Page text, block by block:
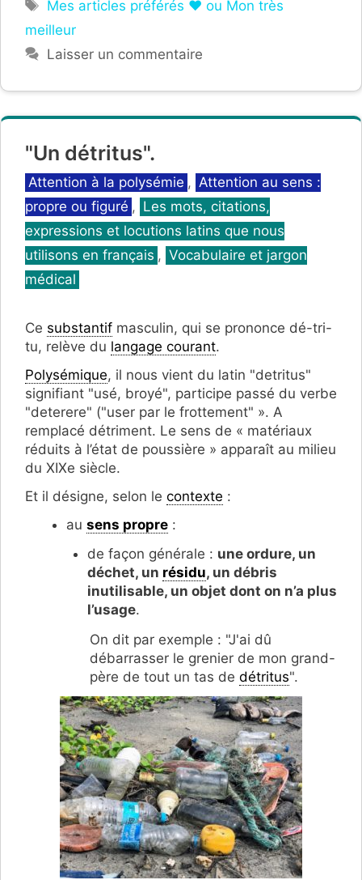
Mes articles préférés ❤ ou Mon très
meilleur
Laisser un commentaire
"Un détritus".
Catégories
Attention à la polysémie , Attention au sens :
propre ou figuré , Les mots, citations,
expressions et locutions latins que nous
utilisons en français , Vocabulaire et jargon
médical
Ce substantif masculin, qui se prononce dé-tri-
tu, relève du langage courant.
Polysémique, il nous vient du latin "detritus"
signifiant "usé, broyé", participe passé du verbe
"deterere" ("user par le frottement" ». A
remplacé détriment. Le sens de « matériaux
réduits à l’état de poussière » apparaît au milieu
du XIXe siècle.
Et il désigne, selon le contexte :
au sens propre :
de façon générale : une ordure, un
déchet, un résidu, un débris
inutilisable, un objet dont on n’a plus
l’usage.
On dit par exemple : "J'ai dû
débarrasser le grenier de mon grand-
père de tout un tas de détritus".